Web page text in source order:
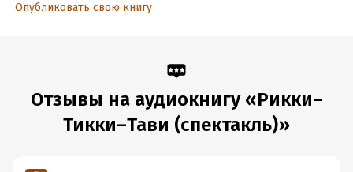
Опубликовать свою книгу
Отзывы на аудиокнигу «Рикки–
Тикки–Тави (спектакль)»